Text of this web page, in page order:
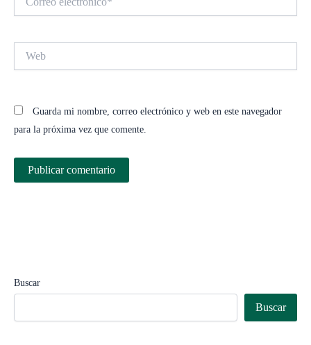
electrónico*
Guarda mi nombre, correo electrónico y web en este navegador
para la próxima vez que comente.
Buscar
Buscar